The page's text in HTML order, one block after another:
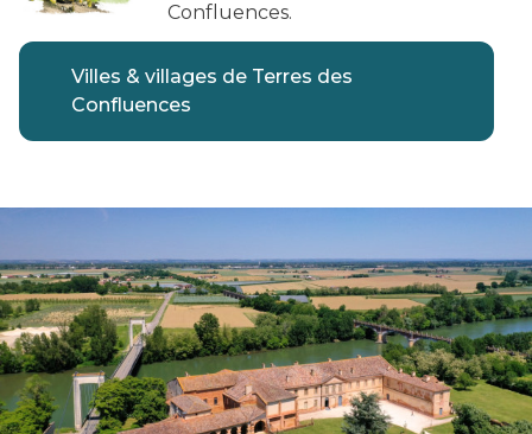
Confluences.
Villes & villages de Terres des
Confluences